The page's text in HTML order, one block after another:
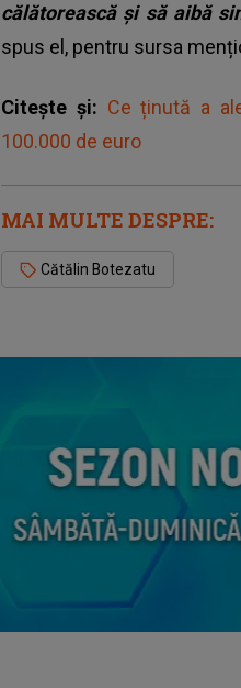
călătorească și să aibă
spus el, pentru sursa
Citește și: Ce ținută a
100.000 de euro
MAI MULTE DESPRE:
Cătălin Botezatu